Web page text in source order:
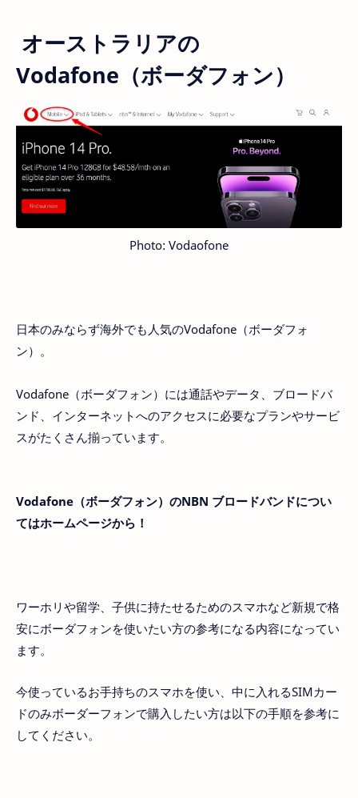
オーストラリアの
Vodafone（ボーダフォン）
Photo: Vodaofone
日本のみならず海外でも人気のVodafone（ボーダフォ
ン）。
Vodafone（ボーダフォン）には通話やデータ、ブロードバ
ンド、インターネットへのアクセスに必要なプランやサービ
スがたくさん揃っています。
Vodafone（ボーダフォン）のNBN ブロードバンドについ
てはホームページから！
ワーホリや留学、子供に持たせるためのスマホなど新規で格
安にボーダフォンを使いたい方の参考になる内容になってい
ます。
今使っているお手持ちのスマホを使い、中に入れるSIMカー
ドのみボーダーフォンで購入したい方は以下の手順を参考に
してください。